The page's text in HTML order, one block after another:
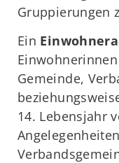
Gruppierungen
Ein
Gemeinde,
14. Lebensjahr